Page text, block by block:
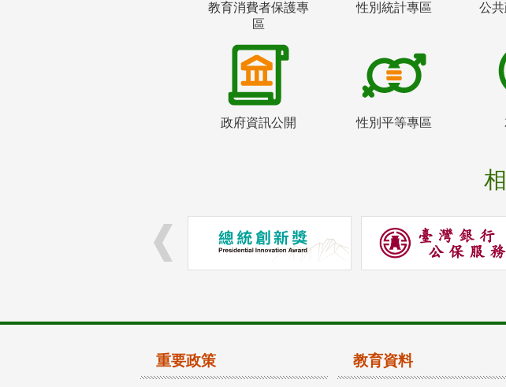
教育消費者保護專
區
性別統計專區 公
政府資訊公開 性別平等專區
重要政策 教育資料